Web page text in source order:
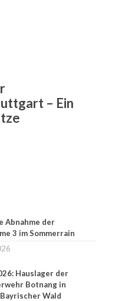
– Ein
Abnahme der
3 im Sommerrain
Hauslager der
Botnang in
Wald